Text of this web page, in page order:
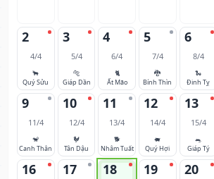
2
4/4
🐂
Quý Sửu
3
5/4
🐅
Giáp Dần
4
6/4
🐈
Ất Mão
5
7/4
🐉
Bính Thìn
6
8/4
🐍
Đinh Tỵ
9
11/4
🐒
Canh Thân
10
12/4
🐓
Tân Dậu
11
13/4
🐕
Nhâm Tuất
12
14/4
🐖
Quý Hợi
13
15/4
🐀
Giáp Tý
16 17 18 19 20